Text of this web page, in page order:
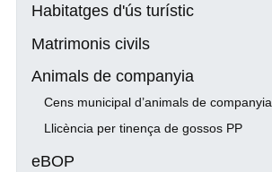
Habitatges d'ús turístic
Matrimonis civils
Animals de companyia
Cens municipal d’animals de companyia
Llicència per tinença de gossos PP
eBOP